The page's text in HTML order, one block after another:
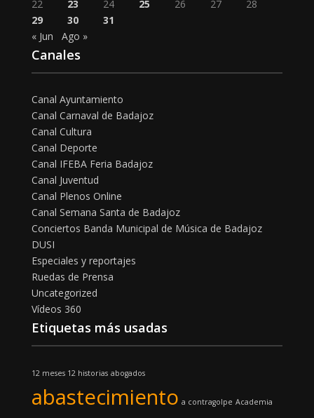
22
23 24 25 26 27
28
29
30
31
« Jun
Ago »
Canales
Canal Ayuntamiento
Canal Carnaval de Badajoz
Canal Cultura
Canal Deporte
Canal IFEBA Feria Badajoz
Canal Juventud
Canal Plenos Online
Canal Semana Santa de Badajoz
Conciertos Banda Municipal de Música de Badajoz
DUSI
Especiales y reportajes
Ruedas de Prensa
Uncategorized
Vídeos 360
Etiquetas más usadas
12 meses 12 historias abogados
abastecimiento a contragolpe Academia